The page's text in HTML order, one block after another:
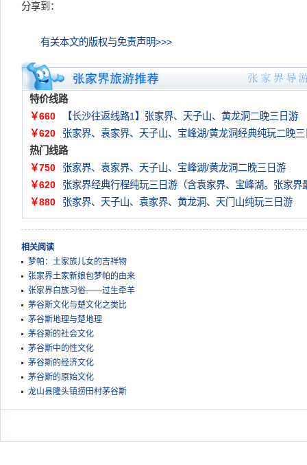
分享到：
有关本文的版权与免责声明>>>
特价线路
￥660
【长沙往返线路1】张家界、天子山、黄龙洞二晚三日游
￥620
张家界、袁家界、天子山、宝峰湖/黄龙洞经典纯玩二晚三
热门线路
￥750
张家界、袁家界、天子山、宝峰湖/黄龙洞二晚三日游
￥620
张家界经典行程纯玩三日游（含袁家界、宝峰湖。张家界
￥880
张家界、天子山、袁家界、黄龙洞、天门山纯玩三日游
相关阅读
梦帕：土家族儿女的吉祥物
张家界土家新娘包梦帕的由来
张家界白族习俗——过生牵羊
茅谷斯文化与楚文化之类比
茅谷斯地理与楚地理
茅谷斯的社会文化
茅谷斯中的性文化
茅谷斯的经济文化
茅谷斯的原始文化
龙山县隆头镇捞田村茅谷斯